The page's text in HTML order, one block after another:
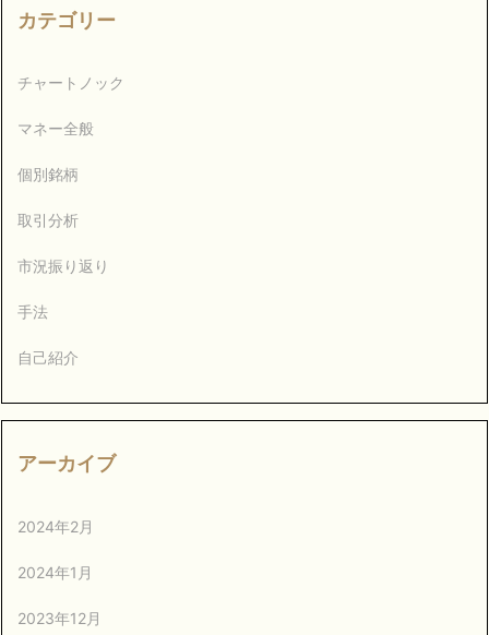
カテゴリー
チャートノック
マネー全般
個別銘柄
取引分析
市況振り返り
手法
自己紹介
アーカイブ
2024年2月
2024年1月
2023年12月